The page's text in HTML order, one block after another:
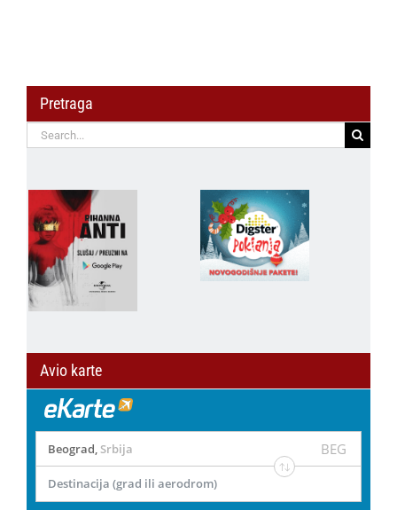
Pretraga
Search
for:
Avio karte
Beograd, Srbija BEG
Destinacija (grad ili aerodrom)